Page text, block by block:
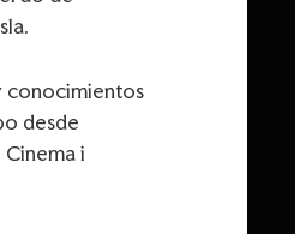
conocimientos
desde
i